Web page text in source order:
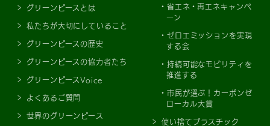
グリーンピースとは
私たちが大切にしていること
グリーンピースの歴史
グリーンピースの協力者たち
グリーンピースVoice
よくあるご質問
世界のグリーンピース
省エネ・再エネキャンペ
ーン
ゼロエミッションを実現
する会
持続可能なモビリティを
推進する
市民が選ぶ！カーボンゼ
ローカル大賞
使い捨てプラスチック